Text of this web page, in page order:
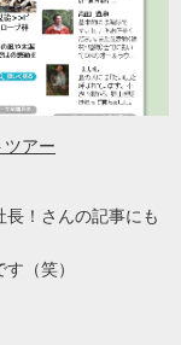
アー
！さんの記事にも
（笑）